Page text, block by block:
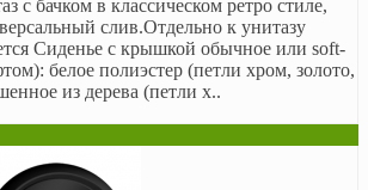
с бачком в классическом ретро стиле,
слив. ​Отдельно к унитазу
Сиденье с крышкой обычное или soft-
белое полиэстер (петли хром, золото,
из дерева (петли х..